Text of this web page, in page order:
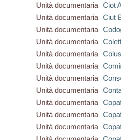
Unità documentaria
Ciot
Unità documentaria
Ciut
Unità documentaria
Unità documentaria
Unità documentaria
Unità documentaria
Unità documentaria
Unità documentaria
Unità documentaria
Unità documentaria
Unità documentaria